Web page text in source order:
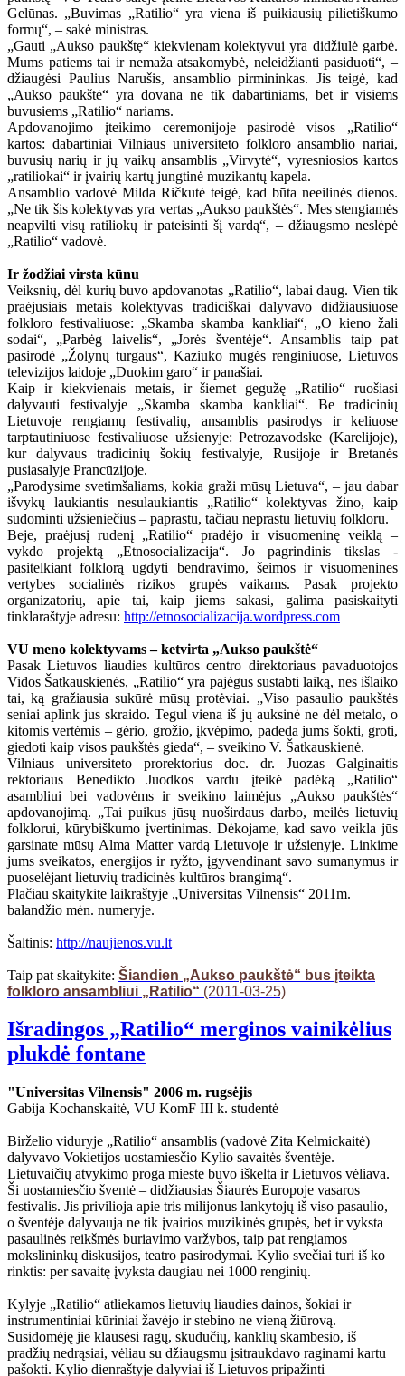
Gelūnas. „Buvimas „Ratilio“ yra viena iš puikiausių pilietiškumo
formų“, – sakė ministras.
„Gauti „Aukso paukštę“ kiekvienam kolektyvui yra didžiulė garbė.
Mums patiems tai ir nemaža atsakomybė, neleidžianti pasiduoti“, –
džiaugėsi Paulius Narušis, ansamblio pirmininkas. Jis teigė, kad
„Aukso paukštė“ yra dovana ne tik dabartiniams, bet ir visiems
buvusiems „Ratilio“ nariams.
Apdovanojimo įteikimo ceremonijoje pasirodė visos „Ratilio“
kartos: dabartiniai Vilniaus universiteto folkloro ansamblio nariai,
buvusių narių ir jų vaikų ansamblis „Virvytė“, vyresniosios kartos
„ratiliokai“ ir įvairių kartų jungtinė muzikantų kapela.
Ansamblio vadovė Milda Ričkutė teigė, kad būta neeilinės dienos.
„Ne tik šis kolektyvas yra vertas „Aukso paukštės“. Mes stengiamės
neapvilti visų ratiliokų ir pateisinti šį vardą“, – džiaugsmo neslėpė
„Ratilio“ vadovė.
Ir žodžiai virsta kūnu
Veiksnių, dėl kurių buvo apdovanotas „Ratilio“, labai daug. Vien tik
praėjusiais metais kolektyvas tradiciškai dalyvavo didžiausiuose
folkloro festivaliuose: „Skamba skamba kankliai“, „O kieno žali
sodai“, „Parbėg laivelis“, „Jorės šventėje“. Ansamblis taip pat
pasirodė „Žolynų turgaus“, Kaziuko mugės renginiuose, Lietuvos
televizijos laidoje „Duokim garo“ ir panašiai.
Kaip ir kiekvienais metais, ir šiemet gegužę „Ratilio“ ruošiasi
dalyvauti festivalyje „Skamba skamba kankliai“. Be tradicinių
Lietuvoje rengiamų festivalių, ansamblis pasirodys ir keliuose
tarptautiniuose festivaliuose užsienyje: Petrozavodske (Karelijoje),
kur dalyvaus tradicinių šokių festivalyje, Rusijoje ir Bretanės
pusiasalyje Prancūzijoje.
„Parodysime svetimšaliams, kokia graži mūsų Lietuva“, – jau dabar
išvykų laukiantis nesulaukiantis „Ratilio“ kolektyvas žino, kaip
sudominti užsieniečius – paprastu, tačiau neprastu lietuvių folkloru.
Beje, praėjusį rudenį „Ratilio“ pradėjo ir visuomeninę veiklą –
vykdo projektą „Etnosocializacija“. Jo pagrindinis tikslas -
pasitelkiant folklorą ugdyti bendravimo, šeimos ir visuomenines
vertybes socialinės rizikos grupės vaikams. Pasak projekto
organizatorių, apie tai, kaip jiems sakasi, galima pasiskaityti
tinklaraštyje adresu: http://etnosocializacija.wordpress.com
VU meno kolektyvams – ketvirta „Aukso paukštė“
Pasak Lietuvos liaudies kultūros centro direktoriaus pavaduotojos
Vidos Šatkauskienės, „Ratilio“ yra pajėgus sustabti laiką, nes išlaiko
tai, ką gražiausia sukūrė mūsų protėviai. „Viso pasaulio paukštės
seniai aplink jus skraido. Tegul viena iš jų auksinė ne dėl metalo, o
kitomis vertėmis – gėrio, grožio, įkvėpimo, padeda jums šokti, groti,
giedoti kaip visos paukštės gieda“, – sveikino V. Šatkauskienė.
Vilniaus universiteto prorektorius doc. dr. Juozas Galginaitis
rektoriaus Benedikto Juodkos vardu įteikė padėką „Ratilio“
asambliui bei vadovėms ir sveikino laimėjus „Aukso paukštės“
apdovanojimą. „Tai puikus jūsų nuoširdaus darbo, meilės lietuvių
folklorui, kūrybiškumo įvertinimas. Dėkojame, kad savo veikla jūs
garsinate mūsų Alma Matter vardą Lietuvoje ir užsienyje. Linkime
jums sveikatos, energijos ir ryžto, įgyvendinant savo sumanymus ir
puoselėjant lietuvių tradicinės kultūros brangimą“.
Plačiau skaitykite laikraštyje „Universitas Vilnensis“ 2011m.
balandžio mėn. numeryje.
Šaltinis: http://naujienos.vu.lt
Taip pat skaitykite: Šiandien „Aukso paukštė“ bus įteikta
folkloro ansambliui „Ratilio“ (2011-03-25)
Išradingos „Ratilio“ merginos vainikėlius
plukdė fontane
"Universitas Vilnensis" 2006 m. rugsėjis
Gabija Kochanskaitė, VU KomF III k. studentė
Birželio viduryje „Ratilio“ ansamblis (vadovė Zita Kelmickaitė)
dalyvavo Vokietijos uostamiesčio Kylio savaitės šventėje.
Lietuvaičių atvykimo proga mieste buvo iškelta ir Lietuvos vėliava.
Ši uostamiesčio šventė – didžiausias Šiaurės Europoje vasaros
festivalis. Jis privilioja apie tris milijonus lankytojų iš viso pasaulio,
o šventėje dalyvauja ne tik įvairios muzikinės grupės, bet ir vyksta
pasaulinės reikšmės buriavimo varžybos, taip pat rengiamos
mokslininkų diskusijos, teatro pasirodymai. Kylio svečiai turi iš ko
rinktis: per savaitę įvyksta daugiau nei 1000 renginių.
Kylyje „Ratilio“ atliekamos lietuvių liaudies dainos, šokiai ir
instrumentiniai kūriniai žavėjo ir stebino ne vieną žiūrovą.
Susidomėję jie klausėsi ragų, skudučių, kanklių skambesio, iš
pradžių nedrąsiai, vėliau su džiaugsmu įsitraukdavo raginami kartu
pašokti. Kylio dienraštyje dalyviai iš Lietuvos pripažinti